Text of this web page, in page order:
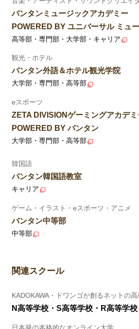
バンタンミュージックアカデミー
POWERED BY ユニバーサル ミュ
高等部・専門部・大学部・キャリア
観光・ホテル
バンタン外語＆ホテル観光学院
大学部・専門部・高等部
eスポーツ
ZETA DIVISIONゲーミングアカデミ
POWERED BY バンタン
大学部・専門部・高等部
韓国語
バンタン韓国語教室
キャリア
ゲーム・イラスト・eスポーツ・アニメ
バンタン中等部
中等部
関連スクール
KADOKAWA・ドワンゴが創るネットの高
N高等学校・S高等学校・R高等学校
日本発の本格的なオンライン大学